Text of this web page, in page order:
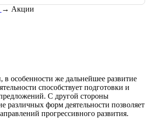
→ Акции
в особенности же дальнейшее развитие
способствует подготовки и
С другой стороны
различных форм деятельности позволяет
прогрессивного развития.